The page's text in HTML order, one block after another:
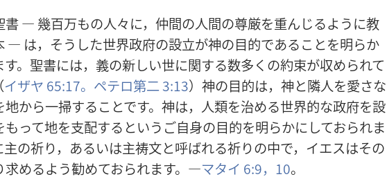
書 ― 幾百万もの人々に，仲間の人間の尊厳を重んじるように教
― は，そうした世界政府の設立が神の目的であることを明らか
す。聖書には，義の新しい世に関する数多くの約束が収められて
イザヤ 65:17。 ペテロ第二 3:13）神の目的は，神と隣人を愛さな
地から一掃することです。神は，人類を治める世界的な政府を設
もって地を支配するというご自身の目的を明らかにしておられま
主の祈り，あるいは主祷文と呼ばれる祈りの中で，イエスはその
求めるよう勧めておられます。―マタイ 6:9，10。